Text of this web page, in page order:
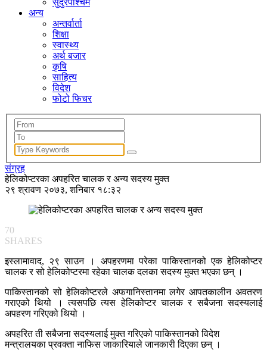
सुदुरपश्चिम
अन्य
अन्तर्वार्ता
शिक्षा
स्वास्थ्य
अर्थ बजार
कृषि
साहित्य
विदेश
फोटो फिचर
संग्रह
हेलिकोप्टरका अपहरित चालक र अन्य सदस्य मुक्त
२९ श्रावण २०७३, शनिबार १८:३२
70
SHARES
इस्लामावाद, २९ साउन । अपहरणमा परेका पाकिस्तानको एक हेलिकोप्टर
चालक र सो हेलिकोप्टरमा रहेका चालक दलका सदस्य मुक्त भएका छन् ।
पाकिस्तानको सो हेलिकोप्टरले अफगानिस्तानमा लगेर आपतकालीन अवतरण
गराएको थियो । त्यसपछि त्यस हेलिकोप्टर चालक र सबैजना सदस्यलाई
अपहरण गरिएको थियो ।
अपहरित ती सबैजना सदस्यलाई मुक्त गरिएको पाकिस्तानको विदेश
मन्त्रालयका प्रवक्ता नाफिस जाकारियाले जानकारी दिएका छन् ।